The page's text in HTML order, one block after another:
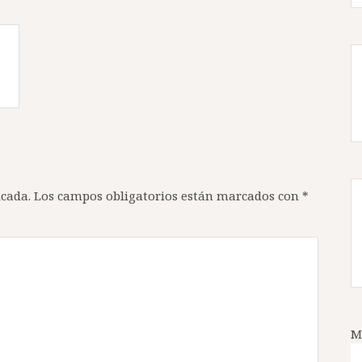
Los campos obligatorios están marcados con *